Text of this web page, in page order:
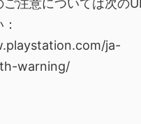
ja-
warning/